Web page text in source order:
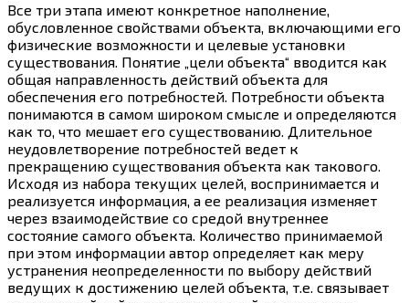
Все три этапа имеют конкретное наполнение,
обусловленное свойствами объекта, включающими его
физические возможности и целевые установки
существования. Понятие „цели объекта“ вводится как
общая направленность действий объекта для
обеспечения его потребностей. Потребности объекта
понимаются в самом широком смысле и определяются
как то, что мешает его существованию. Длительное
неудовлетворение потребностей ведет к
прекращению существования объекта как такового.
Исходя из набора текущих целей, воспринимается и
реализуется информация, а ее реализация изменяет
через взаимодействие со средой внутреннее
состояние самого объекта. Количество принимаемой
при этом информации автор определяет как меру
устранения неопределенности по выбору действий
ведущих к достижению целей объекта, т.е. связывает